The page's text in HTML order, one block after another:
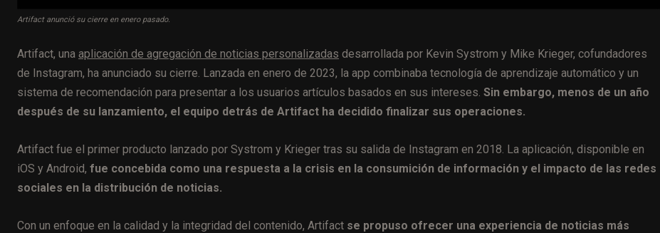
Artifact anunció su cierre en enero pasado.
Artifact, una aplicación de agregación de noticias personalizadas desarrollada por Kevin Systrom y Mike Krieger, cofundadores
de Instagram, ha anunciado su cierre. Lanzada en enero de 2023, la app combinaba tecnología de aprendizaje automático y un
sistema de recomendación para presentar a los usuarios artículos basados en sus intereses. Sin embargo, menos de un año
después de su lanzamiento, el equipo detrás de Artifact ha decidido finalizar sus operaciones.
Artifact fue el primer producto lanzado por Systrom y Krieger tras su salida de Instagram en 2018. La aplicación, disponible en
iOS y Android, fue concebida como una respuesta a la crisis en la consumición de información y el impacto de las redes
sociales en la distribución de noticias.
Con un enfoque en la calidad y la integridad del contenido, Artifact se propuso ofrecer una experiencia de noticias más